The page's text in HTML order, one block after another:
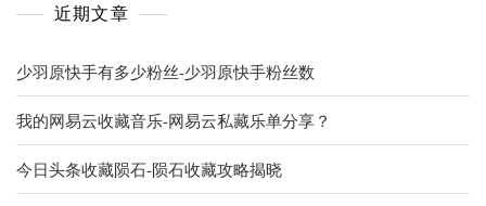
近期文章
少羽原快手有多少粉丝-少羽原快手粉丝数
我的网易云收藏音乐-网易云私藏乐单分享？
今日头条收藏陨石-陨石收藏攻略揭晓